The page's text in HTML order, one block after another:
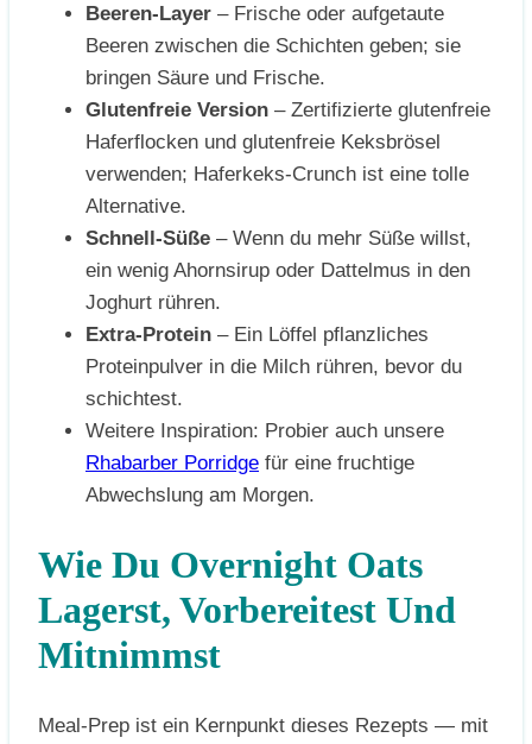
Beeren-Layer – Frische oder aufgetaute
Beeren zwischen die Schichten geben; sie
bringen Säure und Frische.
Glutenfreie Version – Zertifizierte glutenfreie
Haferflocken und glutenfreie Keksbrösel
verwenden; Haferkeks-Crunch ist eine tolle
Alternative.
Schnell-Süße – Wenn du mehr Süße willst,
ein wenig Ahornsirup oder Dattelmus in den
Joghurt rühren.
Extra-Protein – Ein Löffel pflanzliches
Proteinpulver in die Milch rühren, bevor du
schichtest.
Weitere Inspiration: Probier auch unsere
Rhabarber Porridge für eine fruchtige
Abwechslung am Morgen.
Wie Du Overnight Oats
Lagerst, Vorbereitest Und
Mitnimmst
Meal-Prep ist ein Kernpunkt dieses Rezepts — mit